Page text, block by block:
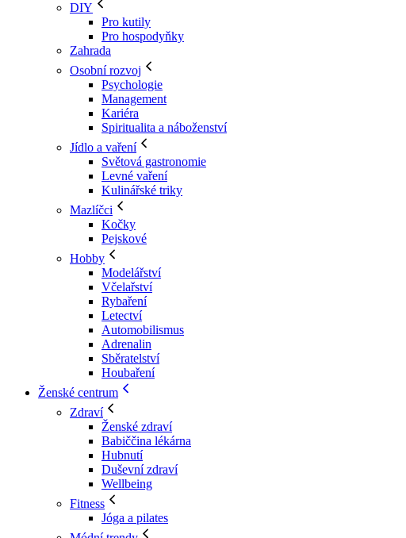
DIY
Pro kutily
Pro hospodyňky
Zahrada
Osobní rozvoj
Psychologie
Management
Kariéra
Spiritualita a náboženství
Jídlo a vaření
Světová gastronomie
Levné vaření
Kulinářské triky
Mazlíčci
Kočky
Pejskové
Hobby
Modelářství
Včelařství
Rybaření
Letectví
Automobilismus
Adrenalin
Sběratelství
Houbaření
Ženské centrum
Zdraví
Ženské zdraví
Babiččina lékárna
Hubnutí
Duševní zdraví
Wellbeing
Fitness
Jóga a pilates